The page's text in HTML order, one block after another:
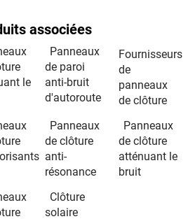
associées
le
Panneaux
de paroi
anti-bruit
d'autoroute
Fournisseurs
de
panneaux
de clôture
Panneaux
de clôture
anti-
résonance
Panneaux
de clôture
atténuant le
bruit
Clôture
solaire